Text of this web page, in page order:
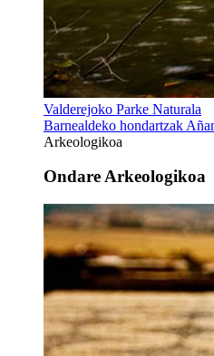
Valderejoko Parke Naturala
Barnealdeko hondartzak
Arkeologikoa
Ondare Arkeologikoa